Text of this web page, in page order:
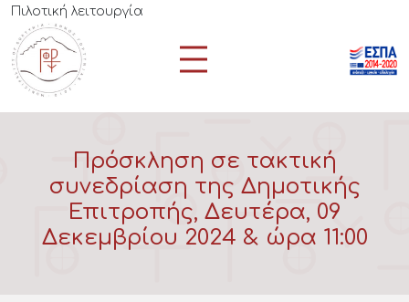
Πιλοτική λειτουργία
Πρόσκληση σε τακτική
συνεδρίαση της Δημοτικής
Επιτροπής, Δευτέρα, 09
Δεκεμβρίου 2024 & ώρα 11:00